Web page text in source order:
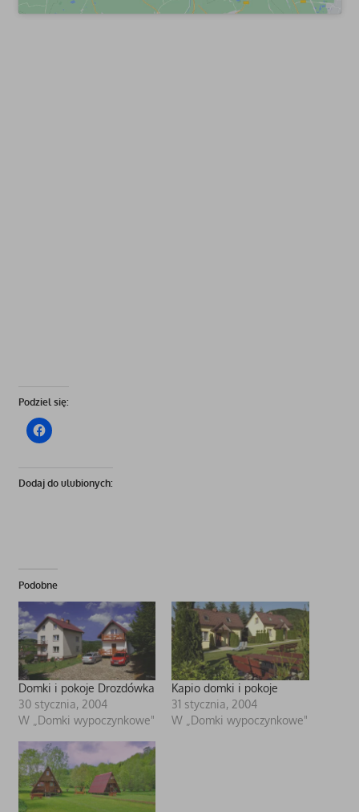
Podziel się:
Dodaj do ulubionych:
Podobne
Domki i pokoje Drozdówka
30 stycznia, 2004
W „Domki wypoczynkowe"
Kapio domki i pokoje
31 stycznia, 2004
W „Domki wypoczynkowe"